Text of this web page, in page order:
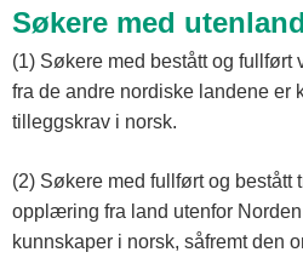
Søkere med
(1) Søkere med bestått og
fra de andre nordiske landene er
tilleggskrav i norsk.
(2) Søkere med fullført og bestått
opplæring fra land utenfor
kunnskaper i norsk, såfremt den